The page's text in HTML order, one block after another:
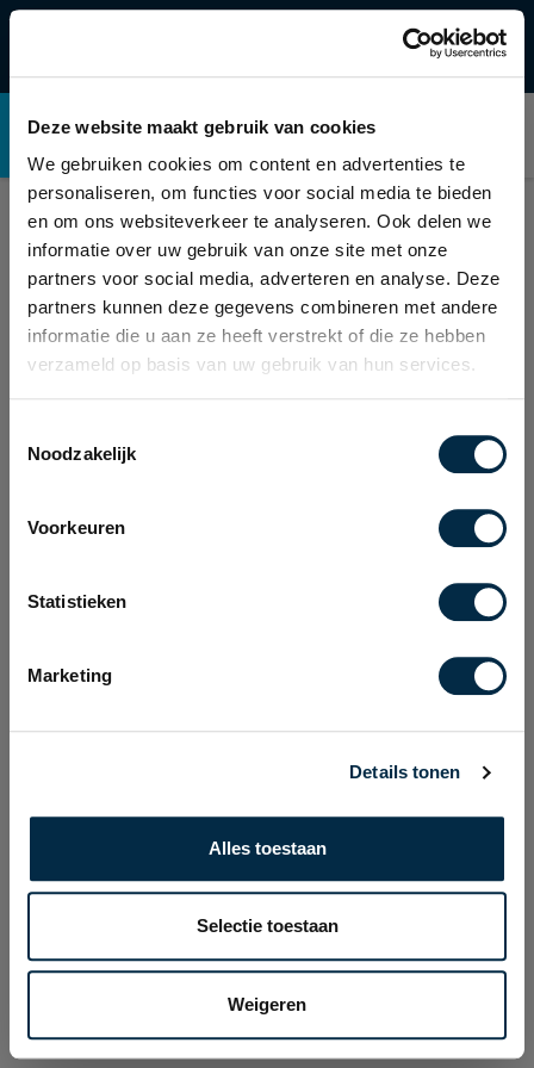
Deze website maakt gebruik van cookies
We gebruiken cookies om content en advertenties te
personaliseren, om functies voor social media te bieden
en om ons websiteverkeer te analyseren. Ook delen we
informatie over uw gebruik van onze site met onze
partners voor social media, adverteren en analyse. Deze
partners kunnen deze gegevens combineren met andere
informatie die u aan ze heeft verstrekt of die ze hebben
verzameld op basis van uw gebruik van hun services.
Noodzakelijk
Voorkeuren
Statistieken
Marketing
Details tonen
Alles toestaan
Selectie toestaan
Weigeren
×
Geachte bezoeker, i.v.m. onze vakantie zijn
Op maandag 10 Augustus vanaf 9.00 uur zijn wij
weer geopend, wij hopen u dan weer van dienst te
kunnen zijn.
Evt. dringende storingen van kantoormachines
kunnen via de linkservice(hier boven vermeld)
worden aangemeld, er zal dan zo spoedig mogelijk
contact met u worden opgenomen.
Team Kopieercentrum Rijssen
Kopieercentrum